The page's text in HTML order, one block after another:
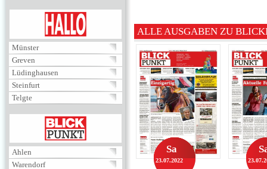
Münster
Greven
Lüdinghausen
Steinfurt
Telgte
BLICKPUNKT
Ahlen
Warendorf
ALLE AUSGABEN ZU
Sa
23.07.2022